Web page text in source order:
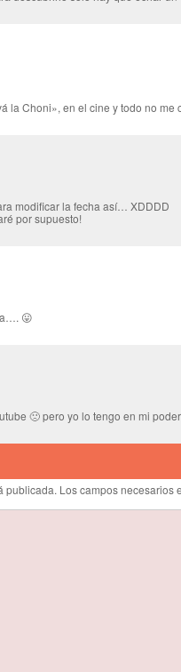
la Choni», en el cine y todo no me
modificar la fecha así… XDDDD
por supuesto!
😛
🙁 pero yo lo tengo en mi
publicada. Los campos necesarios